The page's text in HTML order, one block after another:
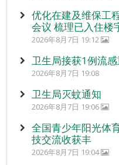
优化在建及维保工
会议 梳理已入住楼
2026年8月7日 19:12
卫生局接获1例流
2026年8月7日 19:08
卫生局灭蚊通知
2026年8月7日 19:06
全国青少年阳光体
技交流收获丰
2026年8月7日 19:04